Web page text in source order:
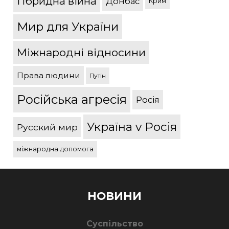
Мир для України
Міжнародні відносини
Права людини Путін
Російська агресія Росія
Русский мир Україна v Росія
міжнародна допомога
НОВИНИ
Суспільство